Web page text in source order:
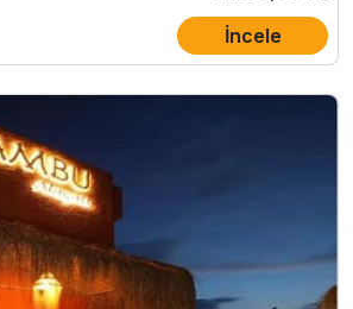
İncele